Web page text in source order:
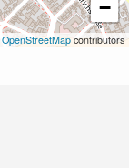
−
OpenStreetMap contributors